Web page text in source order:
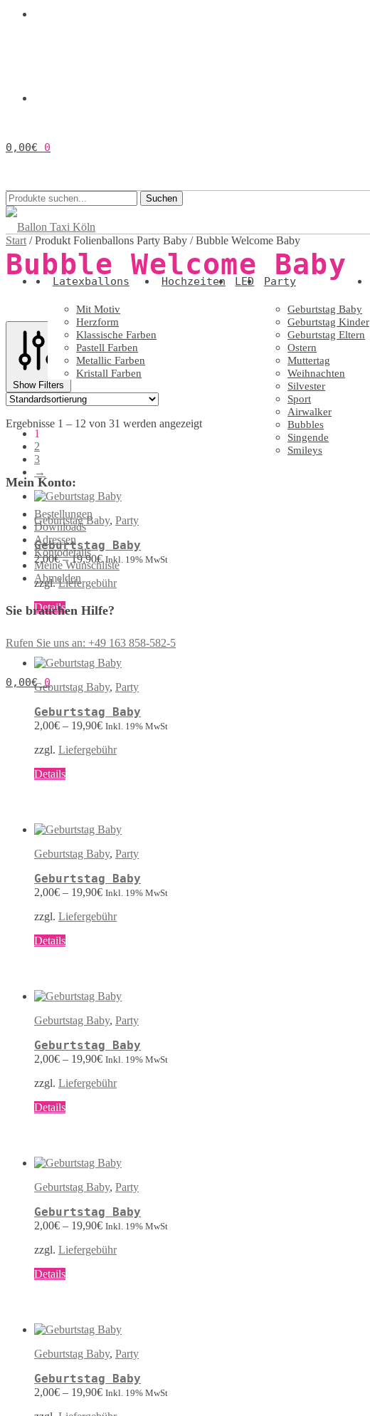
0,00€ 0
Suchen
nach:
Suchen
Latexballons
Mit Motiv
Herzform
Klassische Farben
Pastell Farben
Metallic Farben
Kristall Farben
Hochzeiten LED Party
Geburtstag Baby
Geburtstag Kinder
Geburtstag Eltern
Ostern
Muttertag
Weihnachten
Silvester
Sport
Airwalker
Bubbles
Singende
Smileys
Mein Konto:
Bestellungen
Downloads
Adressen
Kontodetails
Meine Wunschliste
Abmelden
Sie brauchen Hilfe?
Rufen Sie uns an: +49 163 858-582-5
0,00€ 0
Start /Produkt Folienballons Party Baby /Bubble Welcome Baby
Bubble Welcome Baby
Show Filters
Ergebnisse 1 – 12 von 31 werden angezeigt
1
2
3
→
Geburtstag Baby, Party
Geburtstag Baby
2,00€–19,90€ Inkl. 19% MwSt
zzgl.Liefergebühr
DetailsDieses
mehrere
Varianten
auf.
Die
Optionen
können
auf
Produktseite
werden
Geburtstag Baby, Party
Geburtstag Baby
2,00€ – 19,90€ Inkl. 19% MwSt
zzgl. Liefergebühr
DetailsDieses
Varianten
auf.
Die
Optionen
können
auf
Produktseite
werden
Geburtstag Baby, Party
Geburtstag Baby
2,00€ – 19,90€ Inkl. 19% MwSt
zzgl. Liefergebühr
DetailsDieses
Varianten
auf.
Die
Optionen
können
auf
Produktseite
werden
Geburtstag Baby, Party
Geburtstag Baby
2,00€ – 19,90€ Inkl. 19% MwSt
zzgl. Liefergebühr
DetailsDieses
Varianten
auf.
Die
Optionen
können
auf
Produktseite
werden
Geburtstag Baby, Party
Geburtstag Baby
2,00€ – 19,90€ Inkl. 19% MwSt
zzgl. Liefergebühr
DetailsDieses
Varianten
auf.
Die
Optionen
können
auf
Geburtstag Baby, Party
Geburtstag Baby
2,00€ – 19,90€ Inkl. 19% MwSt